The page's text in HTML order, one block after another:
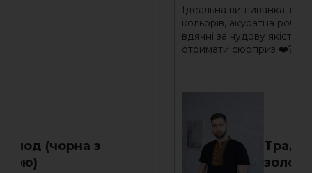
з
Ідеальна вишиванка, неймовірне
кольорів, акуратна робота, відповідає розміру,
вдячні за чудову якість, дуже приємно
отримати сюрприз ❤️????
Традиція (синя т.
золотим )